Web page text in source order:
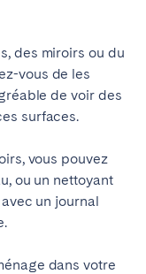
des miroirs ou du
vous de les
de voir des
surfaces.
, vous pouvez
ou un nettoyant
un journal
dans votre